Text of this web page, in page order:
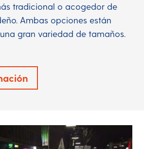
tradicional o acogedor de
Ambas opciones están
gran variedad de tamaños.